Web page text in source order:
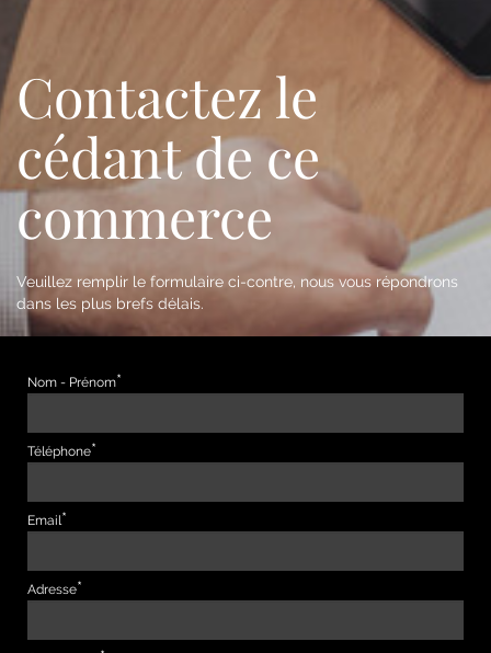
Contactez le
cédant de ce
commerce
Veuillez remplir le formulaire ci-contre, nous vous répondrons
dans les plus brefs délais.
Nom - Prénom
Téléphone
Email
Adresse